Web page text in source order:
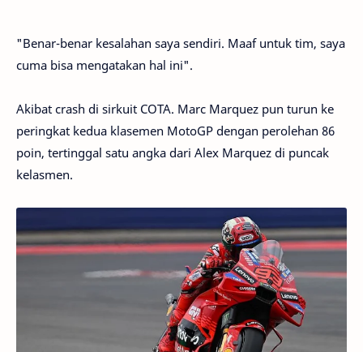
"Benar-benar kesalahan saya sendiri. Maaf untuk tim, saya
cuma bisa mengatakan hal ini".
Akibat crash di sirkuit COTA. Marc Marquez pun turun ke
peringkat kedua klasemen MotoGP dengan perolehan 86
poin, tertinggal satu angka dari Alex Marquez di puncak
kelasmen.